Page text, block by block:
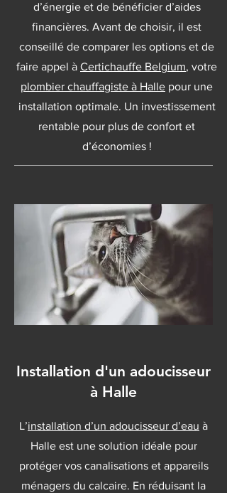
d’énergie et de bénéficier d’aides
financières. Avant de choisir, il est
conseillé de comparer les options et de
faire appel à Certichauffe Belgium, votre
plombier chauffagiste à Halle pour une
installation optimale. Un investissement
rentable pour plus de confort et
d’économies !
Installation d'un adoucisseur
à Halle
L’installation d’un adoucisseur d’eau à
Halle est une solution idéale pour
protéger vos canalisations et appareils
ménagers du calcaire. En réduisant la